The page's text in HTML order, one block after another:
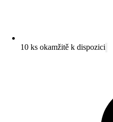
10 ks okamžitě k dispozici